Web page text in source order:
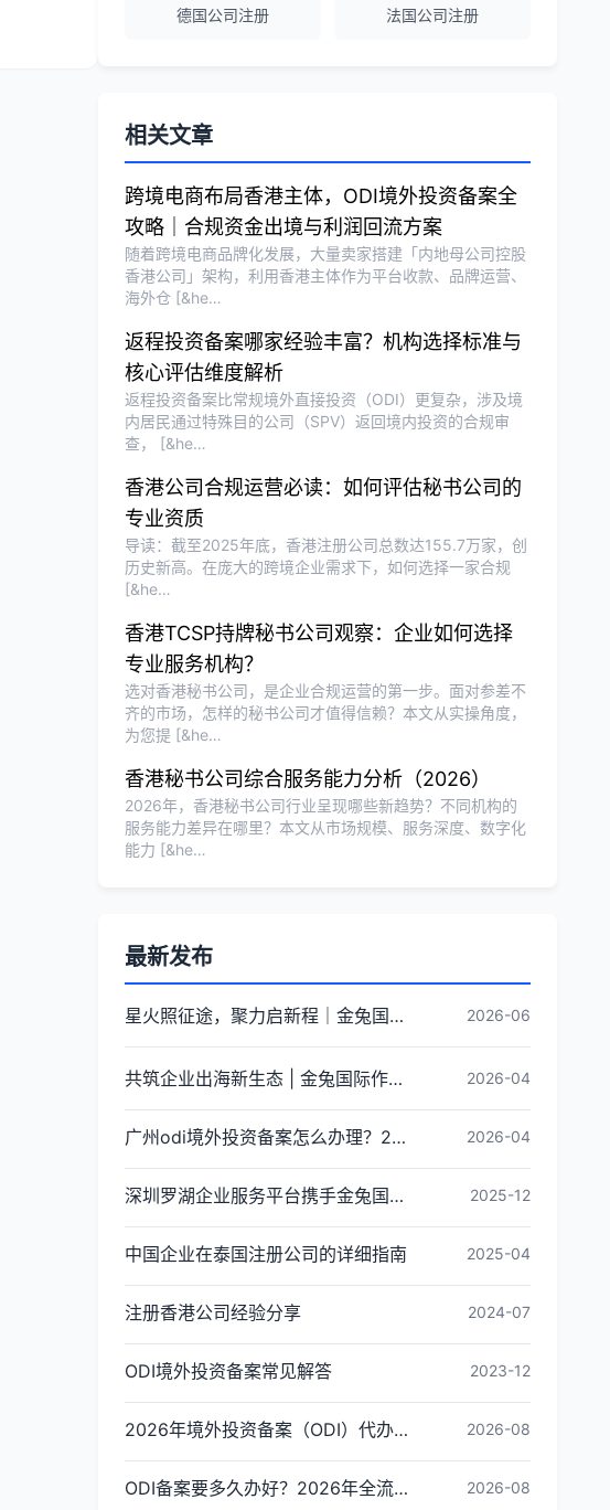
越南公司注册全程指导，文件准备非常专
Michael Liu
泰国公司注册和银行开户服务高效，推
荐！
刘总 ★★★★★
泰国BOI申请+建厂规划一站式服务，完
Olivia Wang ★★★★★
香港公司注册和审计服务专业高效，非常
德国公司注册 法国公司注册
相关文章
跨境电商布局香港主体，ODI境外投资备案全
攻略｜合规资金出境与利润回流方案
随着跨境电商品牌化发展，大量卖家搭建「内地母公司控股
香港公司」架构，利用香港主体作为平台收款、品牌运营、
海外仓 [&he…
返程投资备案哪家经验丰富？机构选择标准与
核心评估维度解析
返程投资备案比常规境外直接投资（ODI）更复杂，涉及境
内居民通过特殊目的公司（SPV）返回境内投资的合规审
查， [&he…
香港公司合规运营必读：如何评估秘书公司的
专业资质
导读：截至2025年底，香港注册公司总数达155.7万家，创
历史新高。在庞大的跨境企业需求下，如何选择一家合规
[&he…
香港TCSP持牌秘书公司观察：企业如何选择
专业服务机构？
选对香港秘书公司，是企业合规运营的第一步。面对参差不
齐的市场，怎样的秘书公司才值得信赖？本文从实操角度，
为您提 [&he…
香港秘书公司综合服务能力分析（2026）
2026年，香港秘书公司行业呈现哪些新趋势？不同机构的
服务能力差异在哪里？本文从市场规模、服务深度、数字化
能力 [&he…
最新发布
星火照征途，聚力启新程｜金兔国际井冈山红色研学团建圆满收官 2026-06
共筑企业出海新生态 | 金兔国际作为代表单位亮相宝安区出海服务中心揭牌仪式 2026-04
广州odi境外投资备案怎么办理？2026年最新流程详解 2026-04
深圳罗湖企业服务平台携手金兔国际ODI备案专家,共建跨境出海全链条服务新生态 2025-12
中国企业在泰国注册公司的详细指南 2025-04
注册香港公司经验分享 2024-07
ODI境外投资备案常见解答 2023-12
2026年境外投资备案（ODI）代办收费标准与影响因素解析 2026-08
ODI备案要多久办好？2026年全流程时间拆解与加速审批指南 2026-08